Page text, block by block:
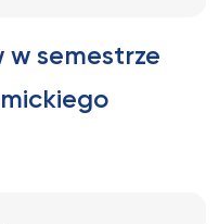
w semestrze